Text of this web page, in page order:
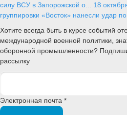
силу ВСУ в Запорожской о... 18
группировки «Восток» нанесли удар
Хотите всегда быть в курсе событий
международной военной политики,
оборонной промышленности?
рассылку
Электронная почта *